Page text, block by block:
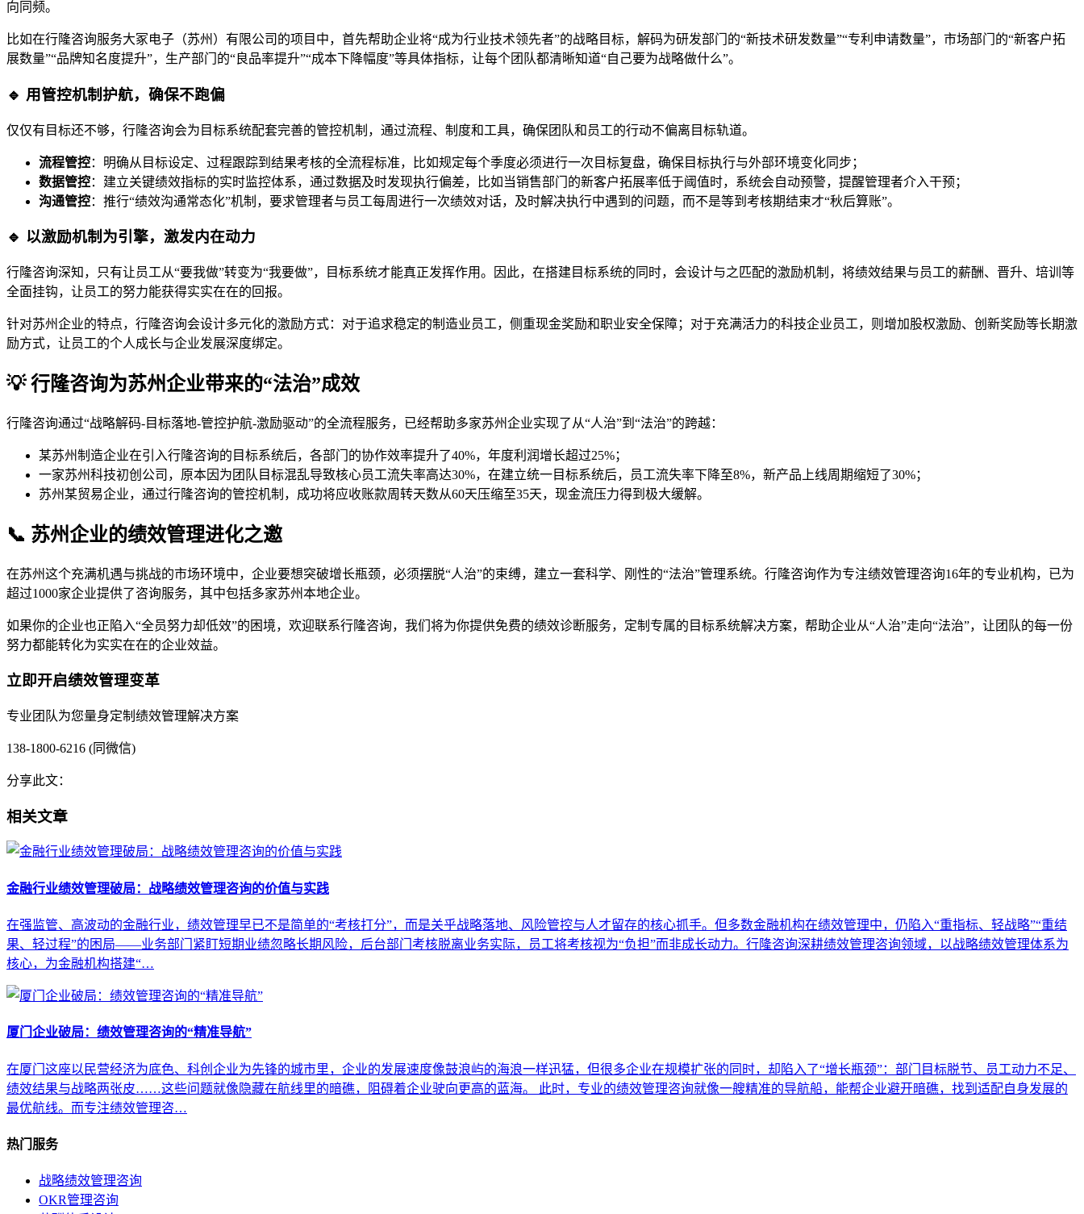
向同频。
比如在行隆咨询服务大冢电子（苏州）有限公司的项目中，首先帮助企业将“成为行业技术领先者”的战略目标，解码为研发部门的“新技术研发数量”“专利申请数量”，市场部门的“新客户拓
展数量”“品牌知名度提升”，生产部门的“良品率提升”“成本下降幅度”等具体指标，让每个团队都清晰知道“自己要为战略做什么”。
🔹 用管控机制护航，确保不跑偏
仅仅有目标还不够，行隆咨询会为目标系统配套完善的管控机制，通过流程、制度和工具，确保团队和员工的行动不偏离目标轨道。
流程管控：明确从目标设定、过程跟踪到结果考核的全流程标准，比如规定每个季度必须进行一次目标复盘，确保目标执行与外部环境变化同步；
数据管控：建立关键绩效指标的实时监控体系，通过数据及时发现执行偏差，比如当销售部门的新客户拓展率低于阈值时，系统会自动预警，提醒管理者介入干预；
沟通管控：推行“绩效沟通常态化”机制，要求管理者与员工每周进行一次绩效对话，及时解决执行中遇到的问题，而不是等到考核期结束才“秋后算账”。
🔹 以激励机制为引擎，激发内在动力
行隆咨询深知，只有让员工从“要我做”转变为“我要做”，目标系统才能真正发挥作用。因此，在搭建目标系统的同时，会设计与之匹配的激励机制，将绩效结果与员工的薪酬、晋升、培训等
全面挂钩，让员工的努力能获得实实在在的回报。
针对苏州企业的特点，行隆咨询会设计多元化的激励方式：对于追求稳定的制造业员工，侧重现金奖励和职业安全保障；对于充满活力的科技企业员工，则增加股权激励、创新奖励等长期激
励方式，让员工的个人成长与企业发展深度绑定。
💡 行隆咨询为苏州企业带来的“法治”成效
行隆咨询通过“战略解码-目标落地-管控护航-激励驱动”的全流程服务，已经帮助多家苏州企业实现了从“人治”到“法治”的跨越：
某苏州制造企业在引入行隆咨询的目标系统后，各部门的协作效率提升了40%，年度利润增长超过25%；
一家苏州科技初创公司，原本因为团队目标混乱导致核心员工流失率高达30%，在建立统一目标系统后，员工流失率下降至8%，新产品上线周期缩短了30%；
苏州某贸易企业，通过行隆咨询的管控机制，成功将应收账款周转天数从60天压缩至35天，现金流压力得到极大缓解。
📞 苏州企业的绩效管理进化之邀
在苏州这个充满机遇与挑战的市场环境中，企业要想突破增长瓶颈，必须摆脱“人治”的束缚，建立一套科学、刚性的“法治”管理系统。行隆咨询作为专注绩效管理咨询16年的专业机构，已为
超过1000家企业提供了咨询服务，其中包括多家苏州本地企业。
如果你的企业也正陷入“全员努力却低效”的困境，欢迎联系行隆咨询，我们将为你提供免费的绩效诊断服务，定制专属的目标系统解决方案，帮助企业从“人治”走向“法治”，让团队的每一份
努力都能转化为实实在在的企业效益。
立即开启绩效管理变革
专业团队为您量身定制绩效管理解决方案
138-1800-6216 (同微信)
分享此文：
相关文章
金融行业绩效管理破局：战略绩效管理咨询的价值与实践
在强监管、高波动的金融行业，绩效管理早已不是简单的“考核打分”，而是关乎战略落地、风险管控与人才留存的核心抓手。但多数金融机构在绩效管理中，仍陷入“重指标、轻战略”“重结
果、轻过程”的困局——业务部门紧盯短期业绩忽略长期风险，后台部门考核脱离业务实际，员工将考核视为“负担”而非成长动力。行隆咨询深耕绩效管理咨询领域，以战略绩效管理体系为
核心，为金融机构搭建“…
厦门企业破局：绩效管理咨询的“精准导航”
在厦门这座以民营经济为底色、科创企业为先锋的城市里，企业的发展速度像鼓浪屿的海浪一样迅猛，但很多企业在规模扩张的同时，却陷入了“增长瓶颈”：部门目标脱节、员工动力不足、
绩效结果与战略两张皮……这些问题就像隐藏在航线里的暗礁，阻碍着企业驶向更高的蓝海。 此时，专业的绩效管理咨询就像一艘精准的导航船，能帮企业避开暗礁，找到适配自身发展的
最优航线。而专注绩效管理咨…
热门服务
战略绩效管理咨询
OKR管理咨询